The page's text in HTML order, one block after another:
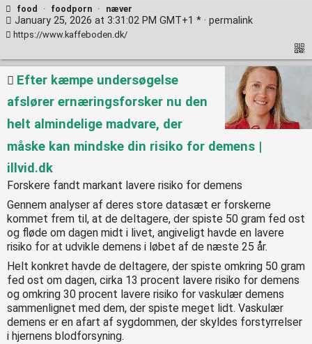
food · foodporn · næver
January 25, 2026 at 3:31:02 PM GMT+1 * · permalink
https://www.kaffeboden.dk/
Efter kæmpe undersøgelse
afslører ernæringsforsker nu den
helt almindelige madvare, der
måske kan mindske din risiko for demens |
illvid.dk
Forskere fandt markant lavere risiko for demens
Gennem analyser af deres store datasæt er forskerne
kommet frem til, at de deltagere, der spiste 50 gram fed ost
og fløde om dagen midt i livet, angiveligt havde en lavere
risiko for at udvikle demens i løbet af de næste 25 år.
Helt konkret havde de deltagere, der spiste omkring 50 gram
fed ost om dagen, cirka 13 procent lavere risiko for demens
og omkring 30 procent lavere risiko for vaskulær demens
sammenlignet med dem, der spiste meget lidt. Vaskulær
demens er en afart af sygdommen, der skyldes forstyrrelser
i hjernens blodforsyning.